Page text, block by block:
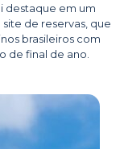
destaque em um
de reservas, que
brasileiros com
de final de ano.